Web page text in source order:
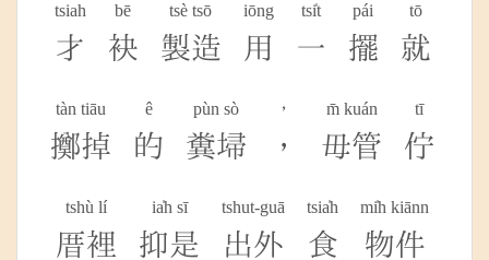
tsiah
才
bē
袂
tsè tsō
製造
iōng
用
tsi̍t
一
pái
擺
tō
就
tàn tiāu
擲掉
ê
的
pùn sò
糞埽
，
，
m̄ kuán
毋管
tī
佇
tshù lí
厝裡
ia̍h sī
抑是
tshut-guā
出外
tsia̍h
食
mi̍h kiānn
物件